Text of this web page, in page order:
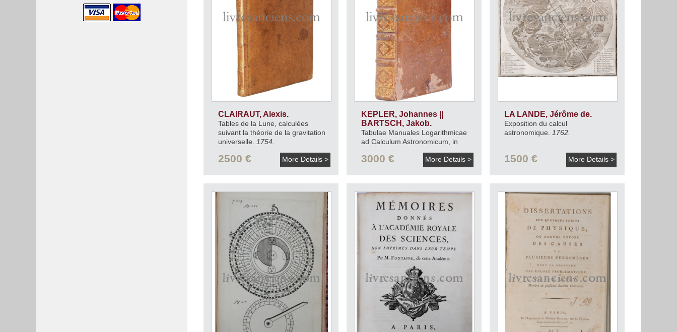
CLAIRAUT, Alexis.
Tables de la Lune, calculées
suivant la théorie de la gravitation
universelle. 1754.
2500 € More Details >
KEPLER, Johannes ||
BARTSCH, Jakob.
Tabulae Manuales Logarithmicae
ad Calculum Astronomicum, in
specie Tabb. Rudolphinarum
compendiose tractandum mire
3000 € More Details >
LA LANDE, Jérôme de.
Exposition du calcul
astronomique. 1762.
1500 € More Details >